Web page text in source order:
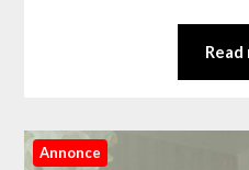
Read
Annonce